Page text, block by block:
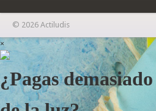
© 2026 Actiludis
×
¿Pagas